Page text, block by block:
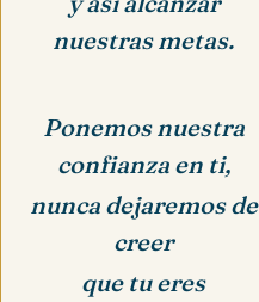
nuestras metas.
Ponemos nuestra
confianza en ti,
nunca dejaremos de
creer
que tu eres